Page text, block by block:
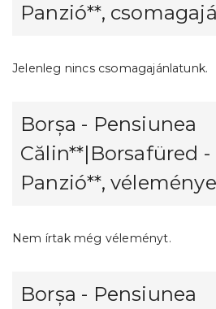
Panzió**,
Jelenleg nincs csomagajánlatunk.
Borșa - Pensiunea
Călin**|Borsafüred -
Panzió**,
Nem írtak még véleményt.
Borșa - Pensiunea